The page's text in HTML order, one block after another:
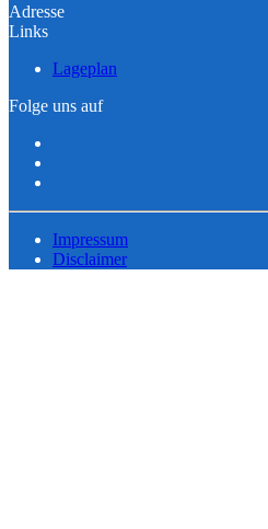
Adresse
Links
Lageplan
Folge uns auf
Impressum
Disclaimer